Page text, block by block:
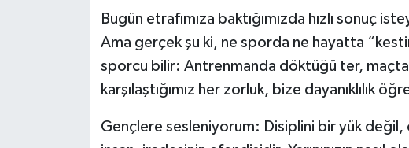
Bugün etrafımıza baktığımızda hızlı sonuç
Ama gerçek şu ki, ne sporda ne hayatta
sporcu bilir: Antrenmanda döktüğü ter,
karşılaştığımız her zorluk, bize dayanıklılık
Gençlere sesleniyorum: Disiplini bir yük